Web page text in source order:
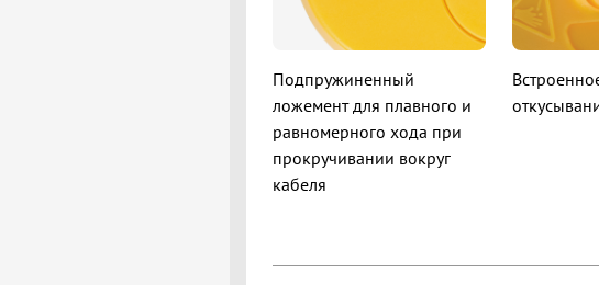
Подпружиненный
ложемент для плавного и
равномерного хода при
прокручивании вокруг
кабеля